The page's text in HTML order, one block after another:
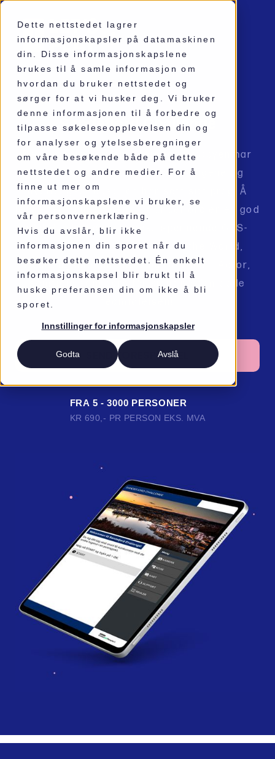
Dette nettstedet lagrer
informasjonskapsler på datamaskinen
din. Disse informasjonskapslene
brukes til å samle informasjon om
hvordan du bruker nettstedet og
sørger for at vi husker deg. Vi bruker
denne informasjonen til å forbedre og
tilpasse søkeleseopplevelsen din og
for analyser og ytelsesberegninger
om våre besøkende både på dette
nettstedet og andre medier. For å
finne ut mer om
informasjonskapslene vi bruker, se
vår personvernerklæring.
Hvis du avslår, blir ikke
informasjonen din sporet når du
besøker dette nettstedet. Én enkelt
informasjonskapsel blir brukt til å
huske preferansen din om ikke å bli
sporet.
Innstillinger for informasjonskapsler
Godta Avslå
FYSISK SPILL
Sandefjord Challenge
Den moderne og sjarmerende kystbyen har
en rik kulturarv, hvor både vikingene og
hvalfangstindustrien har satt sitt preg. Å
legge teambuildingen til Sandefjord er en god
ide! Her kan dere besøke spennende GPS-
lokasjoner som Art for All in the World,
Hvalfangsmonumentet og Southern Actor,
samtidig som dere får kjent på den gode
SEND FORESPØRSEL
FRA 5 - 3000 PERSONER
KR 690,- PR PERSON EKS. MVA